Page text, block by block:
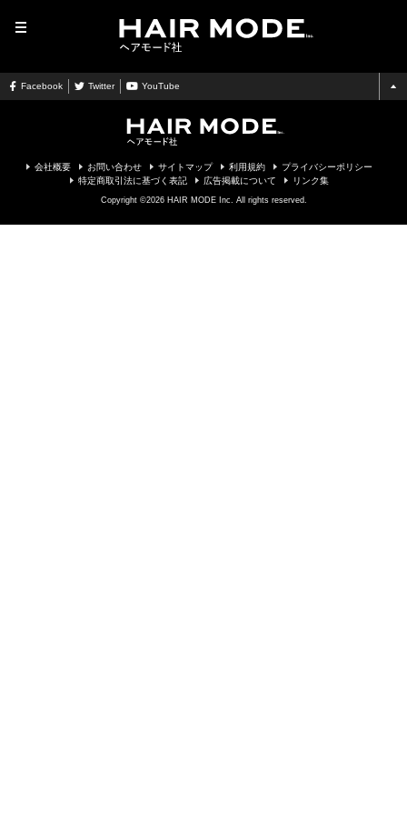
Facebook Twitter YouTube
会社概要 お問い合わせ サイトマップ 利用規約
プライバシーポリシー
特定商取引法に基づく表記
広告掲載について リンク集
Copyright ©2026 HAIR MODE Inc. All rights reserved.